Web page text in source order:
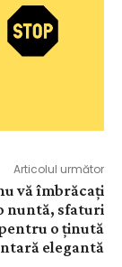
Articolul următor
vă îmbrăcați
nuntă, sfaturi
o ținută
elegantă